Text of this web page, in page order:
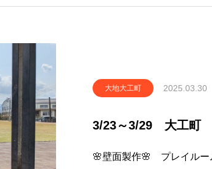
大地大工町 2025.03.30
3/23～3/29 大工町
🌸壁面製作🌸 プレイルー